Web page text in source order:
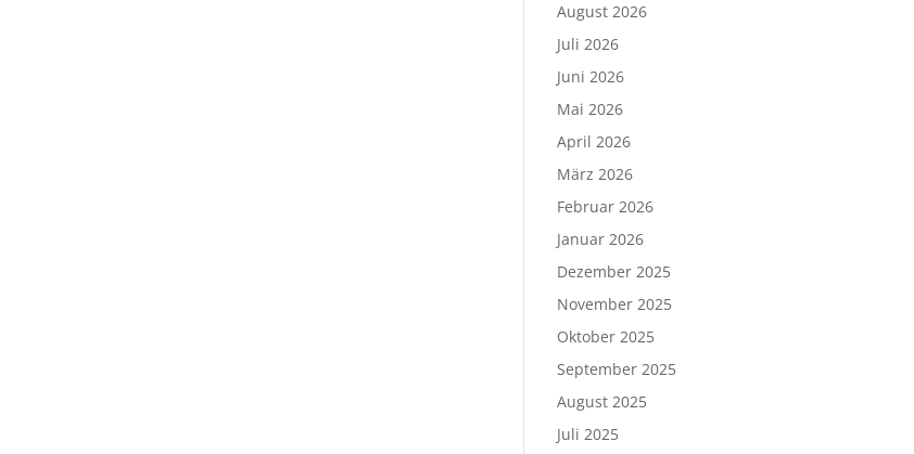
August 2026
Juli 2026
Juni 2026
Mai 2026
April 2026
März 2026
Februar 2026
Januar 2026
Dezember 2025
November 2025
Oktober 2025
September 2025
August 2025
Juli 2025